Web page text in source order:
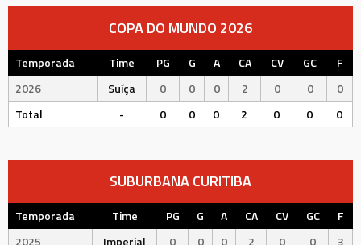
COPA DO MUNDO 2026
Temporada Time PG G A CA CV GC
F
2026
Suíça 0 0 0 2 0 0
0
Total
- 0 0 0 2 0 0 0
SUBURBANA CURITIBA
Temporada Time PG G A CA CV GC
F
2025
Imperial 0 0 0 2 0 0
3